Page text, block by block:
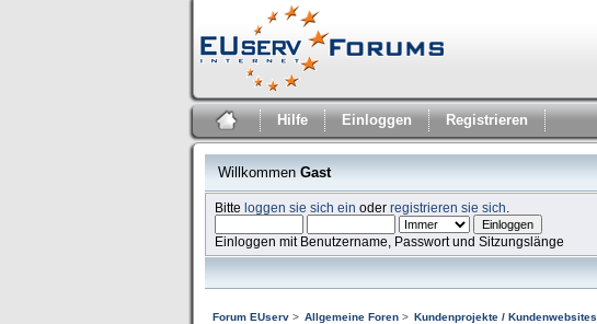
Hilfe Einloggen Registrieren
Willkommen Gast
Bitteloggen sie sich ein oderregistrieren sie sich
Einloggen mit Benutzername, Passwort und Sitzungslänge
Forum EUserv> Allgemeine Foren> Kundenprojekte / Kundenwebsites